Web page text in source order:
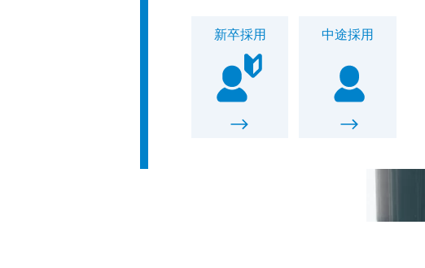
新卒採用 中途採用